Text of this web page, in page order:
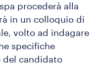
procederà alla
in un colloquio di
volto ad indagare
specifiche
del candidato